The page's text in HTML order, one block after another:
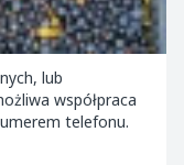
lub
współpraca
telefonu.